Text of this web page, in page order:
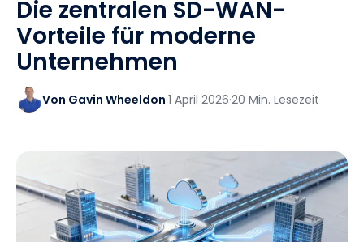
Die zentralen SD-WAN-
Vorteile für moderne
Unternehmen
Von Gavin Wheeldon·1 April 2026·20 Min. Lesezeit